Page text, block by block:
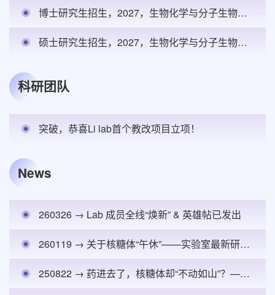
博士研究生招生，2027，生物化学与分子生物学，基础医学院，1
硕士研究生招生，2027，生物化学与分子生物学，基础医学院，2
科研团队
突破，恭喜Li lab首个教改项目立项！
News
260326 → Lab 成员全线“焕新” & 英雄帖已发出
260119 → 关于核糖体“午休”——实验室最新研究进展上线！
250822 → 药进去了，核糖体却“不动如山”？——实验室揭秘新霉素毒性之谜